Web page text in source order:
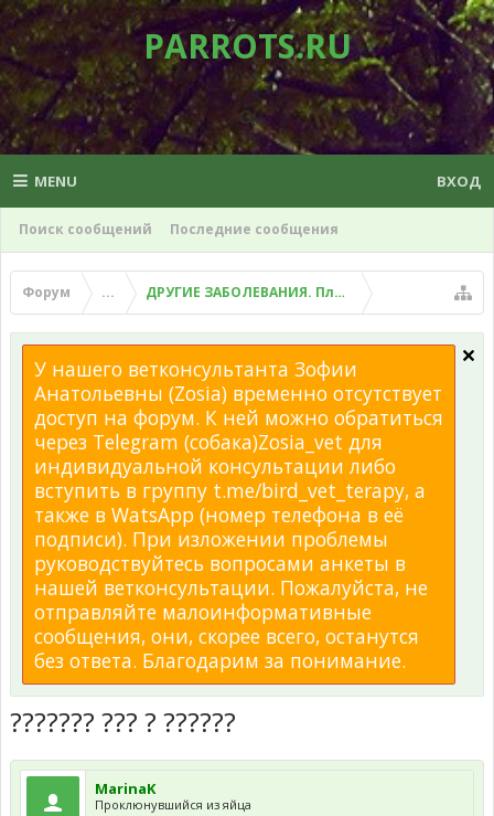
PARROTS.RU
MENU
Поиск сообщений Последние сообщения
ВХОД
Форум ... ДРУГИЕ ЗАБОЛЕВАНИЯ. Плохой помет, рвота и
У нашего ветконсультанта Зофии
Анатольевны (Zosia) временно отсутствует
доступ на форум. К ней можно обратиться
через Telegram (собака)Zosia_vet для
индивидуальной консультации либо
вступить в группу t.me/bird_vet_terapy, а
также в WatsApp (номер телефона в её
подписи). При изложении проблемы
руководствуйтесь вопросами анкеты в
нашей ветконсультации. Пожалуйста, не
отправляйте малоинформативные
сообщения, они, скорее всего, останутся
без ответа. Благодарим за понимание.
??????? ??? ? ??????
MarinaK
Проклюнувшийся из яйца